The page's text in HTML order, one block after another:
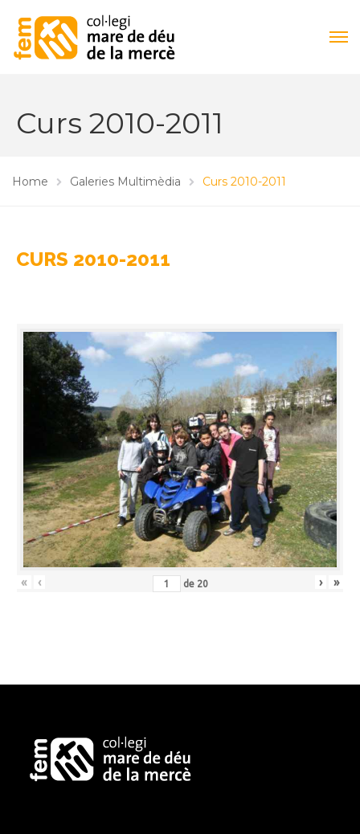
Curs 2010-2011
Home Galeries Multimèdia Curs 2010-2011
CURS 2010-2011
« ‹ de 20 › »